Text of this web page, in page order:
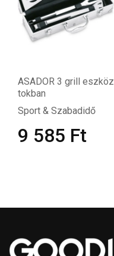
ASADOR 3 grill eszköz
tokban
Sport & Szabadidő
9 585 Ft